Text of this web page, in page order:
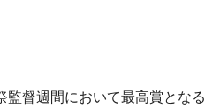
督週間において最高賞となる